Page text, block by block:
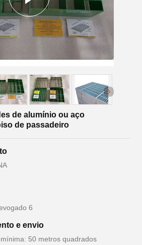
de alumínio ou aço
de passadeiro
6
e envio
50 metros quadrados